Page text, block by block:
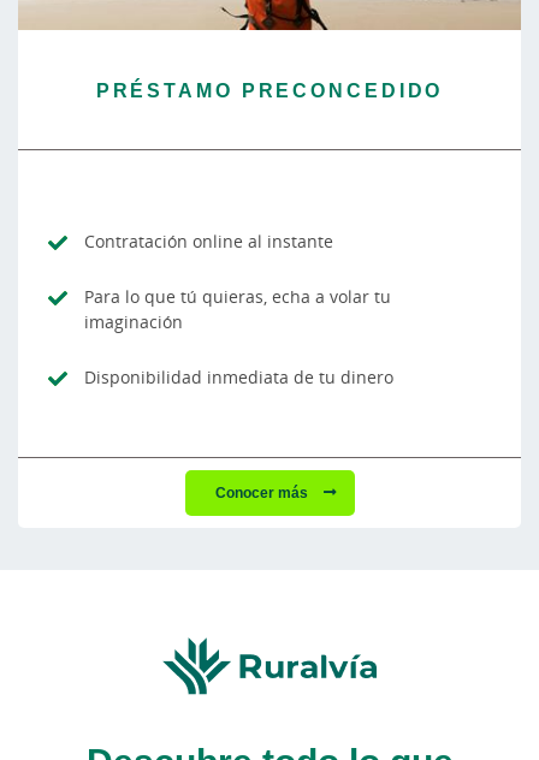
PRÉSTAMO PRECONCEDIDO
Contratación online al instante
Para lo que tú quieras, echa a volar tu
imaginación
Disponibilidad inmediata de tu dinero
Conocer más